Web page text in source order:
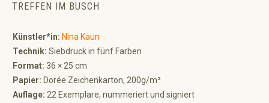
TREFFEN IM BUSCH
Künstler*in: Nina Kaun
Technik: Siebdruck in fünf Farben
Format: 36 × 25 cm
Papier: Dorée Zeichenkarton, 200g/m²
Auflage: 22 Exemplare, nummeriert und signiert